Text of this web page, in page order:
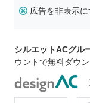
広告を非表示に
シルエットACグル
ウントで無料ダウ